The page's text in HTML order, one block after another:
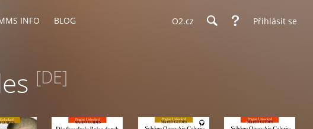
INFO BLOG O2.cz Přihlásit se
[DE]